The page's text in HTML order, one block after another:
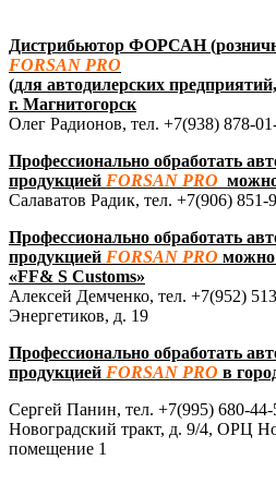
Дистрибьютор ФОРСАН
FORSAN PRO
(для автодилерских
г. Магнитогорск
Олег Радионов, тел. +7(938) 878-
Профессионально обработать
продукцией FORSAN PRO
Салаватов Радик, тел. +7(906) 851-
Профессионально обработать
продукцией FORSAN PRO можно
«FF& S Customs»
Алексей Демченко, тел. +7(952)
Энергетиков, д. 19
Профессионально обработать
продукцией FORSAN PRO в
Сергей Панин, тел. +7(995) 680-44-
Новоградский тракт, д. 9/4, ОРЦ
помещение 1